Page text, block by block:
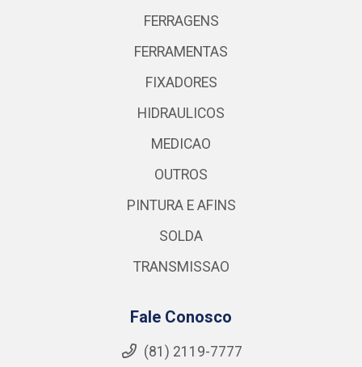
FERRAGENS
FERRAMENTAS
FIXADORES
HIDRAULICOS
MEDICAO
OUTROS
PINTURA E AFINS
SOLDA
TRANSMISSAO
Fale Conosco
(81) 2119-7777